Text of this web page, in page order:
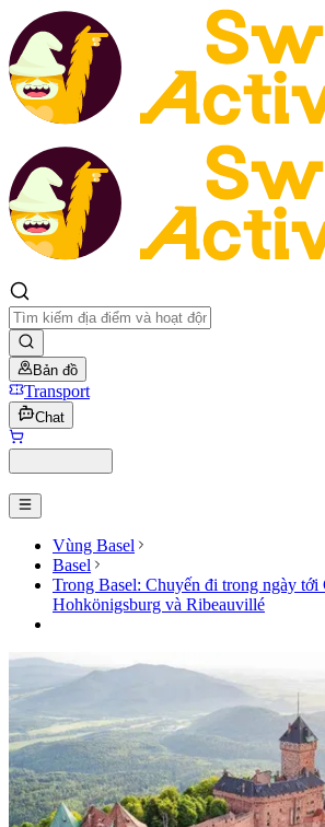
Bản đồ
Transport
Chat
Vùng Basel
Basel
Trong Basel: Chuyến đi trong ngày tới
Hohkönigsburg và Ribeauvillé